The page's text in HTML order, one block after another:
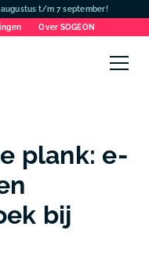
t/m 7 september!
Over SOGEON
plank: e-
bij